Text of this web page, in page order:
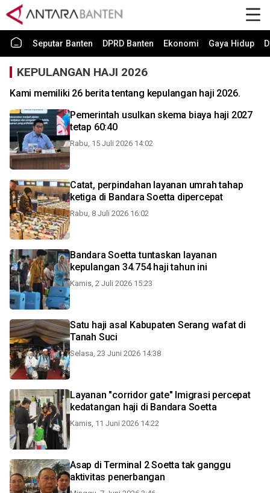
Seputar Banten DPRD Banten Ekonomi Gaya Hidup
KEPULANGAN HAJI 2026
Kami memiliki 26 berita tentang kepulangan haji 2026.
Pemerintah usulkan skema biaya haji 2027
tetap 60:40
Rabu, 15 Juli 2026 14:02
Catat, perpindahan layanan umrah tahap
ketiga di Bandara Soetta dipercepat
Rabu, 8 Juli 2026 16:02
Bandara Soetta tuntaskan layanan
kepulangan 34.754 haji tahun ini
Kamis, 2 Juli 2026 15:23
Satu haji asal Kabupaten Serang wafat di
Tanah Suci
Selasa, 23 Juni 2026 14:38
Layanan "corridor gate" Imigrasi percepat
kedatangan haji di Bandara Soetta
Kamis, 11 Juni 2026 14:22
Asap di Terminal 2 Soetta tak ganggu
aktivitas penerbangan